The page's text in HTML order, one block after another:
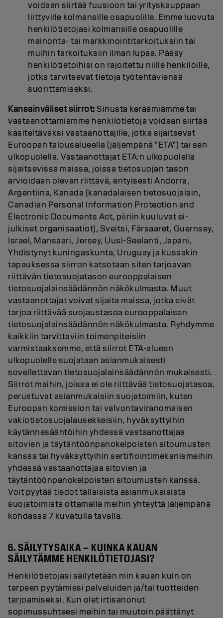
voidaan siirtää fuusioon tai yrityskauppaan
liittyville kolmansille osapuolille. Emme luovuta
henkilötietojasi kolmansille osapuolille
mainonta- tai markkinointitarkoituksiin tai
muihin tarkoituksiin ilman lupaa. Pääsy
henkilötietoihisi on rajoitettu niille henkilöille,
jotka tarvitsevat tietoja työtehtäviensä
suorittamiseksi.
Kansainväliset siirrot:Sinusta keräämiämme tai
vastaanottamiamme henkilötietoja voidaan siirtää
käsiteltäväksi vastaanottajille, jotka sijaitsevat
Euroopan talousalueella (jäljempänä ”ETA”) tai sen
ulkopuolella. Vastaanottajat ETA:n ulkopuolella
sijaitsevissa maissa, joissa tietosuojan tason
arvioidaan olevan riittävä, erityisesti Andorra,
Argentiina, Kanada (kanadalaisen tietosuojalain,
Canadian Personal Information Protection and
Electronic Documents Act, piiriin kuuluvat ei-
julkiset organisaatiot), Sveitsi, Färsaaret, Guernsey,
Israel, Mansaari, Jersey, Uusi-Seelanti, Japani,
Yhdistynyt kuningaskunta, Uruguay ja kussakin
tapauksessa siirron katsotaan siten tarjoavan
riittävän tietosuojatason eurooppalaisen
tietosuojalainsäädännön näkökulmasta. Muut
vastaanottajat voivat sijaita maissa, jotka eivät
tarjoa riittävää suojaustasoa eurooppalaisen
tietosuojalainsäädännön näkökulmasta. Ryhdymme
kaikkiin tarvittaviin toimenpiteisiin
varmistaaksemme, että siirrot ETA-alueen
ulkopuolelle suojataan asianmukaisesti
sovellettavan tietosuojalainsäädännön mukaisesti.
Siirrot maihin, joissa ei ole riittävää tietosuojatasoa,
perustuvat asianmukaisiin suojatoimiin, kuten
Euroopan komission tai valvontaviranomaisen
vakiotietosuojalausekkeisiin, hyväksyttyihin
käytännesääntöihin yhdessä vastaanottajaa
sitovien ja täytäntöönpanokelpoisten sitoumusten
kanssa tai hyväksyttyihin sertifiointimekanismeihin
yhdessä vastaanottajaa sitovien ja
täytäntöönpanokelpoisten sitoumusten kanssa.
Voit pyytää tiedot tällaisista asianmukaisista
suojatoimista ottamalla meihin yhteyttä jäljempänä
kohdassa 7 kuvatulla tavalla.
6. SÄILYTYSAIKA – KUINKA KAUAN
SÄILYTÄMME HENKILÖTIETOJASI?
Henkilötietojasi säilytetään niin kauan kuin on
tarpeen pyytämiesi palveluiden ja/tai tuotteiden
tarjoamiseksi. Kun olet irtisanonut
sopimussuhteesi meihin tai muutoin päättänyt